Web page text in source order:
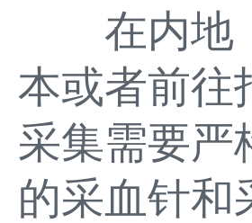
在内地，
本或者前往
采集需要严
的采血针和